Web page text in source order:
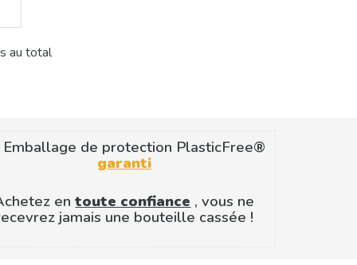
au total
Emballage de protection PlasticFree®
garanti
entoute confiance , vous ne
jamais une bouteille cassée !